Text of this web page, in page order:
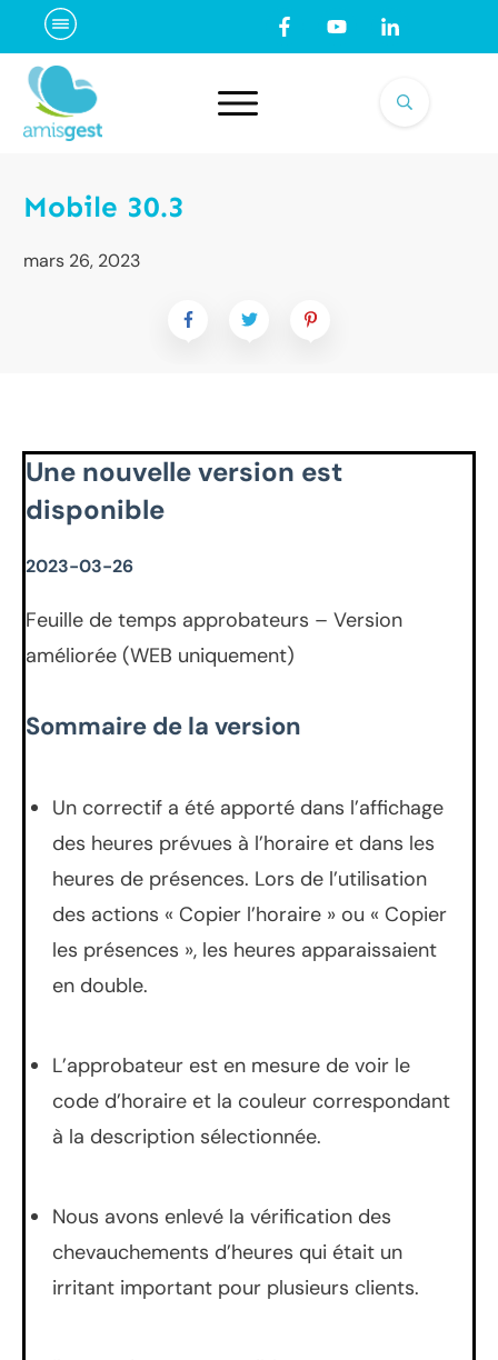
Mobile 30.3
mars 26, 2023
Une nouvelle version est
disponible
2023-03-26
Feuille de temps approbateurs – Version
améliorée (WEB uniquement)
Sommaire de la version
Un correctif a été apporté dans l’affichage
des heures prévues à l’horaire et dans les
heures de présences. Lors de l’utilisation
des actions « Copier l’horaire » ou « Copier
les présences », les heures apparaissaient
en double.
L’approbateur est en mesure de voir le
code d’horaire et la couleur correspondant
à la description sélectionnée.
Nous avons enlevé la vérification des
chevauchements d’heures qui était un
irritant important pour plusieurs clients.